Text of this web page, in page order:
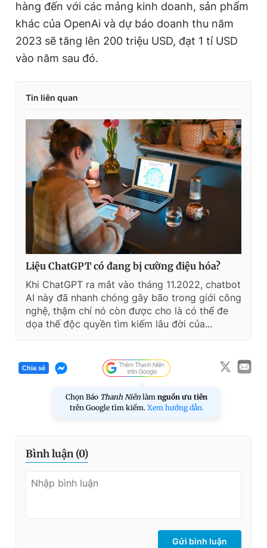
hàng đến với các mảng kinh doanh, sản phẩm
khác của OpenAi và dự báo doanh thu năm
2023 sẽ tăng lên 200 triệu USD, đạt 1 tỉ USD
vào năm sau đó.
Tin liên quan
Liệu ChatGPT có đang bị cường điệu hóa?
Khi ChatGPT ra mắt vào tháng 11.2022, chatbot
AI này đã nhanh chóng gây bão trong giới công
nghệ, thậm chí nó còn được cho là có thể đe
dọa thế độc quyền tìm kiếm lâu đời của...
Chia sẻ
Chọn Báo Thanh Niên làm nguồn ưu tiên
trên Google tìm kiếm. Xem hướng dẫn.
Bình luận (0)
Gửi bình luận